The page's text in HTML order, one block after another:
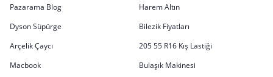
Pazarama Blog
Harem Altın
Dyson Süpürge
Bilezik Fiyatları
Arçelik Çaycı
205 55 R16 Kış Lastiği
Macbook
Bulaşık Makinesi